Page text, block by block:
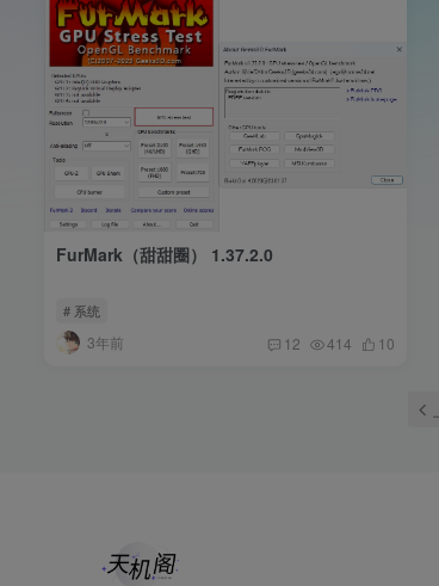
FurMark（甜甜圈） 1.37.2.0
# 系统
3年前 12 414 10